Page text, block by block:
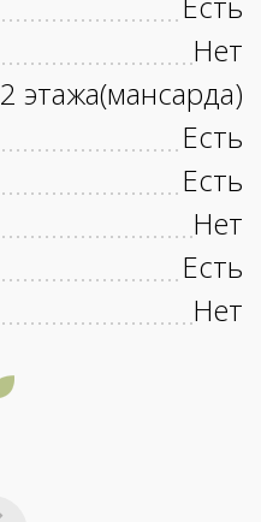
Нет
2 этажа(мансарда)
Есть
Есть
Нет
Есть
Нет